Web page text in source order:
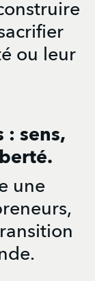
ou leur
: sens,
une